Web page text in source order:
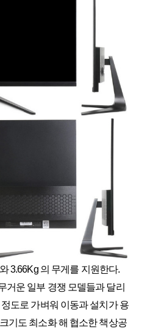
3.66Kg 의 무게를 지원한다.
거운 일부 경쟁 모델들과 달리
도로 가벼워 이동과 설치가 용
기도 최소화 해 협소한 책상공